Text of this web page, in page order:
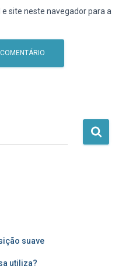
site neste navegador para a
suave
utiliza?